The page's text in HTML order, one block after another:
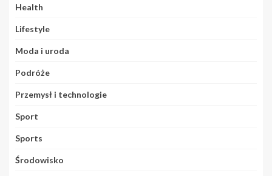
Health
Lifestyle
Moda i uroda
Podróże
Przemysł i technologie
Sport
Sports
Środowisko